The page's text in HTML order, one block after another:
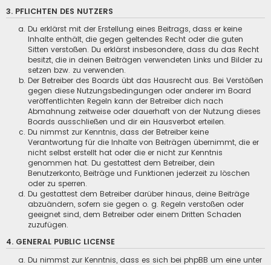
3. PFLICHTEN DES NUTZERS
Du erklärst mit der Erstellung eines Beitrags, dass er keine
Inhalte enthält, die gegen geltendes Recht oder die guten
Sitten verstoßen. Du erklärst insbesondere, dass du das Recht
besitzt, die in deinen Beiträgen verwendeten Links und Bilder zu
setzen bzw. zu verwenden.
Der Betreiber des Boards übt das Hausrecht aus. Bei Verstößen
gegen diese Nutzungsbedingungen oder anderer im Board
veröffentlichten Regeln kann der Betreiber dich nach
Abmahnung zeitweise oder dauerhaft von der Nutzung dieses
Boards ausschließen und dir ein Hausverbot erteilen.
Du nimmst zur Kenntnis, dass der Betreiber keine
Verantwortung für die Inhalte von Beiträgen übernimmt, die er
nicht selbst erstellt hat oder die er nicht zur Kenntnis
genommen hat. Du gestattest dem Betreiber, dein
Benutzerkonto, Beiträge und Funktionen jederzeit zu löschen
oder zu sperren.
Du gestattest dem Betreiber darüber hinaus, deine Beiträge
abzuändern, sofern sie gegen o. g. Regeln verstoßen oder
geeignet sind, dem Betreiber oder einem Dritten Schaden
zuzufügen.
4. GENERAL PUBLIC LICENSE
Du nimmst zur Kenntnis, dass es sich bei phpBB um eine unter